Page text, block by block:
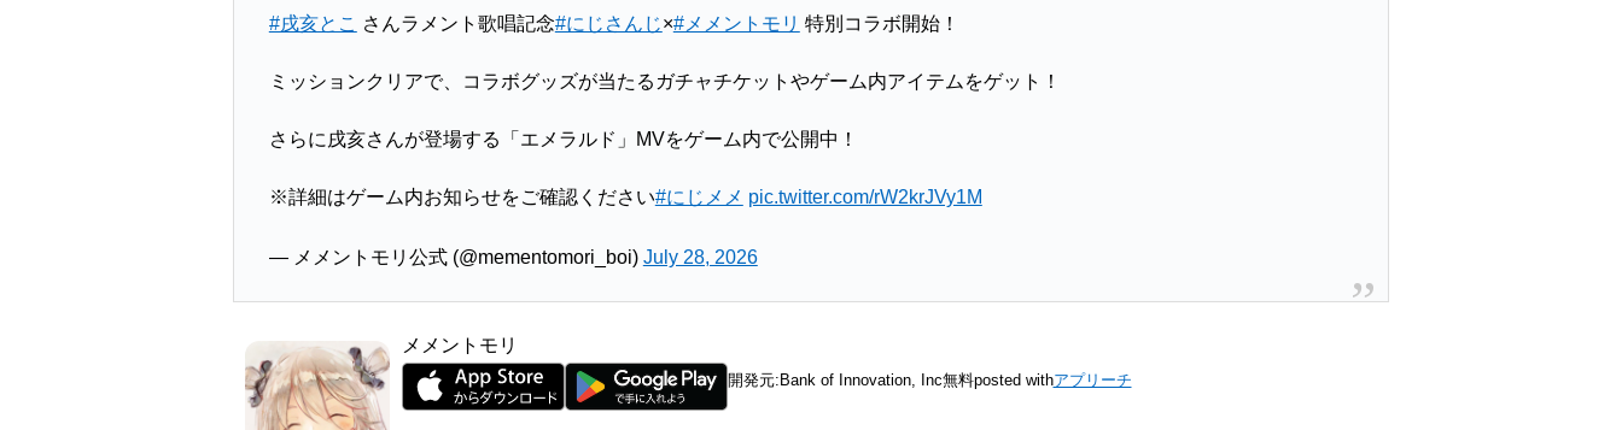
#戌亥とこ さんラメント歌唱記念#にじさんじ×#メメントモリ 特別コラボ開始！
ミッションクリアで、コラボグッズが当たるガチャチケットやゲーム内アイテムをゲット！
さらに戌亥さんが登場する「エメラルド」MVをゲーム内で公開中！
※詳細はゲーム内お知らせをご確認ください#にじメメ pic.twitter.com/rW2krJVy1M
— メメントモリ公式 (@mementomori_boi) July 28, 2026
メメントモリ
開発元: Bank of Innovation, Inc無料posted withアプリーチ